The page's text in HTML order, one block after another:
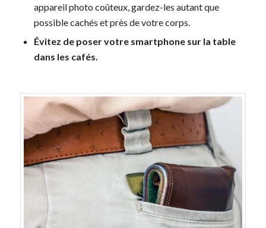
appareil photo coûteux, gardez-les autant que
possible cachés et près de votre corps.
Évitez de poser votre smartphone sur la table
dans les cafés.